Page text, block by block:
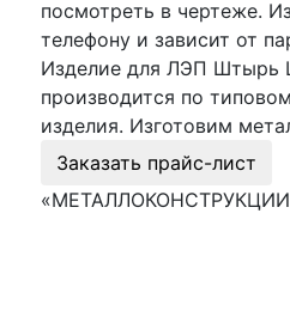
посмотреть в чертеже.
телефону и зависит от
Изделие для ЛЭП Штырь
производится по
изделия. Изготовим
Заказать прайс-лист